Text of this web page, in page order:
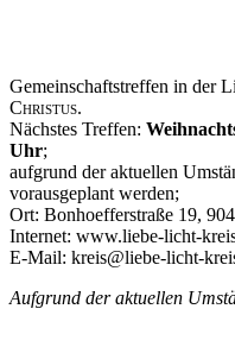
Gemeinschaftstreffen in der
Christus.
Nächstes Treffen:
Uhr;
aufgrund der aktuellen
vorausgeplant werden;
Ort: Bonhoefferstraße 19,
Internet: www.liebe-licht-
E-Mail: kreis@liebe-licht-
Aufgrund der aktuellen